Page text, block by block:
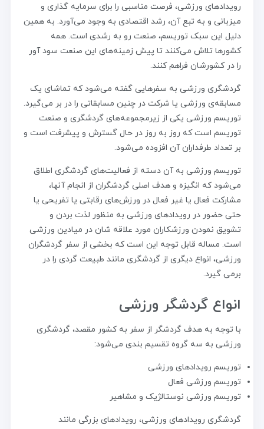
رویدادهای ورزشی، فرصت مناسبی را برای سرمایه گذاری و
میزبانی و به تبع آن، رشد اقتصادی به وجود می‌آورد. به همین
دلیل این سبک توریسم، صنعت رو به رشدی است. همه
کشورها تلاش می‌کنند تا پیش زمینه‌های این صنعت سود آور
را در کشورشان فراهم کنند.
گردشگری ورزشی به سفرهایی گفته می‌شود که تماشای یک
مسابقه‌ی ورزشی یا شرکت در چنین مسابقاتی را در بر می‌گیرد.
توریسم ورزشی یکی از زیرمجموعه‌های گردشگری و صنعت
توریسم است که روز به روز در حال گسترش و پیشرفت است و
بر تعداد طرفداران آن افزوده می‌شود.
توریسم ورزشی به آن دسته از فعالیت‌های گردشگری اطلاق
می‌شود که انگیزه و هدف اصلی گردشگران از انجام آنها،
مشارکت فعال یا غیر فعال در ورزش‌های رقابتی یا تفریحی یا
حتی حضور در رویدادهای ورزشی به منظور لذت بردن و
تشویق نمودن ورزشکاران مورد علاقه شان در میادین ورزشی
است. مساله قابل توجه این است که بخشی از سفر گردشگران
ورزشی، انواع دیگری از گردشگری مانند طبیعت گردی را در
برمی گیرد.
انواع گردشگر ورزشی
با توجه به هدف گردشگر از سفر به کشور مقصد، گردشگری
ورزشی به سه گروه تقسیم بندی می‌شود:
توریسم رویدادهای ورزشی
توریسم ورزشی فعال
توریسم ورزشی نوستالژیک و مشاهیر
گردشگری رویدادهای ورزشی، رویدادهای بزرگی مانند